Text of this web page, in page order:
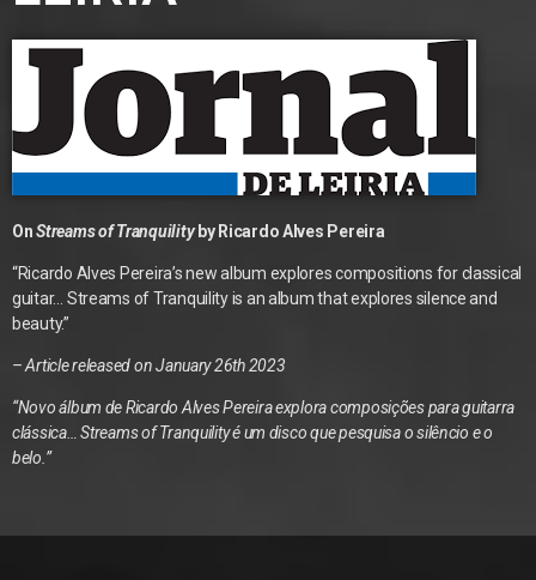
OnStreams of Tranquilityby Ricardo Alves Pereira
“Ricardo Alves Pereira’s new album explores compositions for classical
guitar… Streams of Tranquility is an album that explores silence and
beauty.”
– Article released on January 26th 2023
“Novo álbum de Ricardo Alves Pereira explora composições para guitarra
clássica… Streams of Tranquility é um disco que pesquisa o silêncio e o
belo.”